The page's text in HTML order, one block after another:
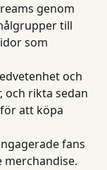
genom
till
som
och
och rikta sedan
att köpa
fans
merchandise.